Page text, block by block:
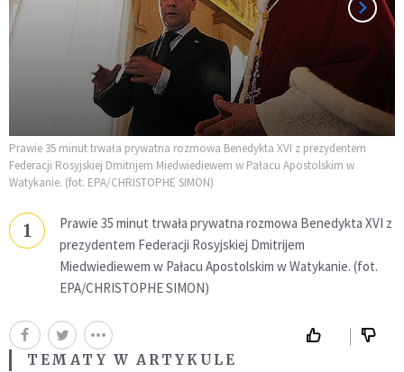
Prawie 35 minut trwała prywatna rozmowa Benedykta XVI z prezydentem
Federacji Rosyjskiej Dmitrijem Miedwiediewem w Pałacu Apostolskim w
Watykanie. (fot. EPA/CHRISTOPHE SIMON)
1
Prawie 35 minut trwała prywatna rozmowa Benedykta XVI z
prezydentem Federacji Rosyjskiej Dmitrijem
Miedwiediewem w Pałacu Apostolskim w Watykanie. (fot.
EPA/CHRISTOPHE SIMON)
TEMATY W ARTYKULE